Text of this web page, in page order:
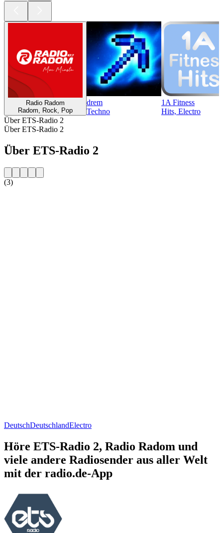
Radio Radom
Radom, Rock, Pop
drem
Techno
1A Fitness
Hits, Electro
Über ETS-Radio 2
Über ETS-Radio 2
Über ETS-Radio 2
(3)
DeutschDeutschlandElectro
Höre ETS-Radio 2, Radio Radom und
viele andere Radiosender aus aller Welt
mit der radio.de-App